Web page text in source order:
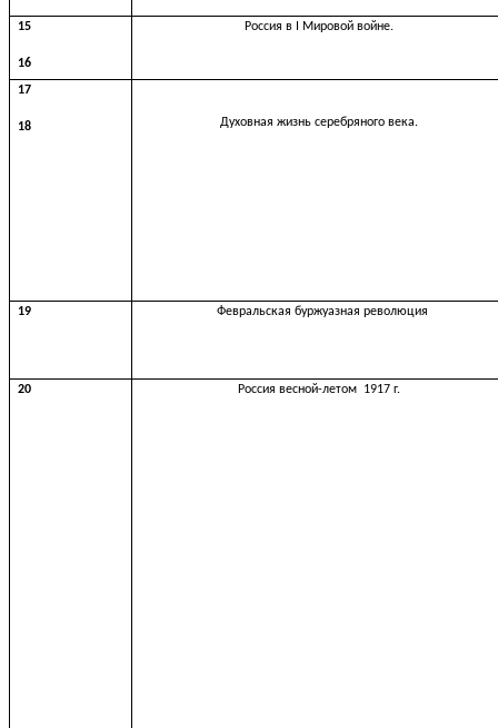
15
16
Россия в I Мировой войне.
17
18 Духовная жизнь серебряного века.
19 Февральская буржуазная революция
20 Россия весной-летом 1917 г.